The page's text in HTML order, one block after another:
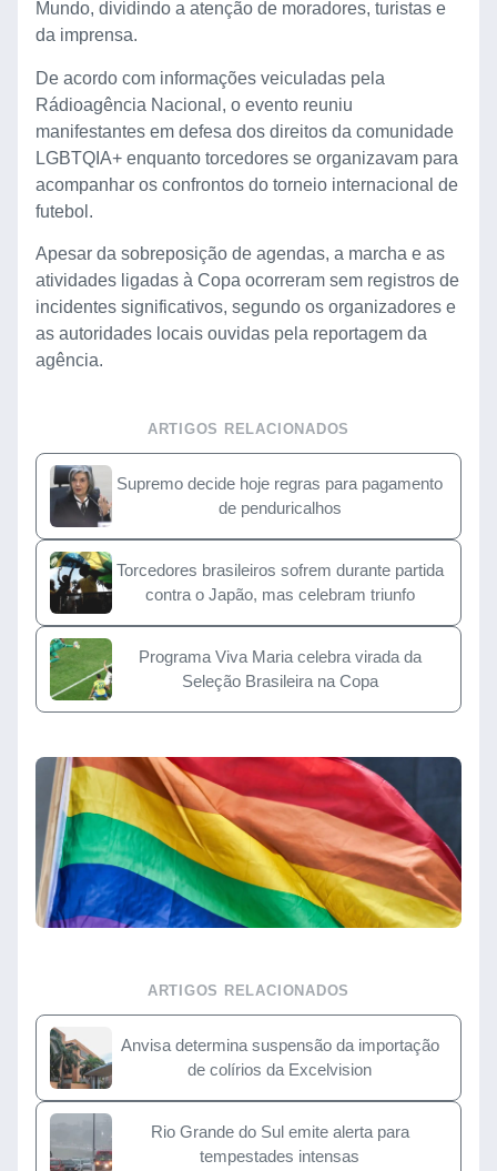
Mundo, dividindo a atenção de moradores, turistas e
da imprensa.
De acordo com informações veiculadas pela
Rádioagência Nacional, o evento reuniu
manifestantes em defesa dos direitos da comunidade
LGBTQIA+ enquanto torcedores se organizavam para
acompanhar os confrontos do torneio internacional de
futebol.
Apesar da sobreposição de agendas, a marcha e as
atividades ligadas à Copa ocorreram sem registros de
incidentes significativos, segundo os organizadores e
as autoridades locais ouvidas pela reportagem da
agência.
ARTIGOS RELACIONADOS
Supremo decide hoje regras para pagamento
de penduricalhos
Torcedores brasileiros sofrem durante partida
contra o Japão, mas celebram triunfo
Programa Viva Maria celebra virada da
Seleção Brasileira na Copa
ARTIGOS RELACIONADOS
Anvisa determina suspensão da importação
de colírios da Excelvision
Rio Grande do Sul emite alerta para
tempestades intensas